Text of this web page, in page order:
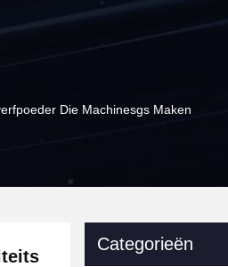
Die Machinesgs Maken
Categorieën